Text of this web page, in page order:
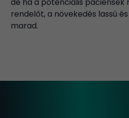
rendelőt, a növekedés lassú
marad.